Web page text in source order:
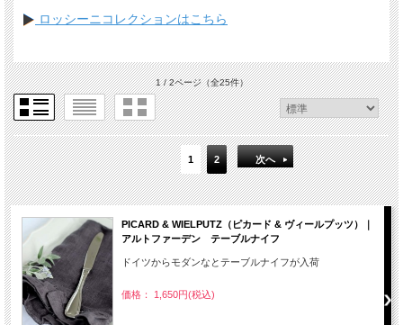
ロッシーニコレクションはこちら
1 / 2ページ（全25件）
1 2 次へ
PICARD & WIELPUTZ（ピカード & ヴィールプッツ）｜
アルトファーデン テーブルナイフ
ドイツからモダンなとテーブルナイフが入荷
価格： 1,650円(税込)